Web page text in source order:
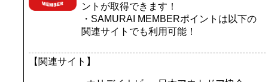
ントが取得できます！
・SAMURAI MEMBERポイントは以下の
関連サイトでも利用可能！
【関連サイト】